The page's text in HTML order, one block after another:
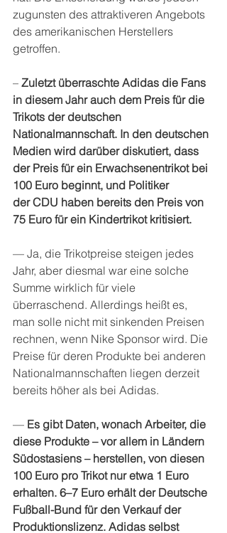
zugunsten des attraktiveren Angebots
des amerikanischen Herstellers
getroffen.
– Zuletzt überraschte Adidas die Fans
in diesem Jahr auch dem Preis für die
Trikots der deutschen
Nationalmannschaft. In den deutschen
Medien wird darüber diskutiert, dass
der Preis für ein Erwachsenentrikot bei
100 Euro beginnt, und Politiker
der CDU haben bereits den Preis von
75 Euro für ein Kindertrikot kritisiert.
— Ja, die Trikotpreise steigen jedes
Jahr, aber diesmal war eine solche
Summe wirklich für viele
überraschend. Allerdings heißt es,
man solle nicht mit sinkenden Preisen
rechnen, wenn Nike Sponsor wird. Die
Preise für deren Produkte bei anderen
Nationalmannschaften liegen derzeit
bereits höher als bei Adidas.
— Es gibt Daten, wonach Arbeiter, die
diese Produkte – vor allem in Ländern
Südostasiens – herstellen, von diesen
100 Euro pro Trikot nur etwa 1 Euro
erhalten. 6–7 Euro erhält der Deutsche
Fußball-Bund für den Verkauf der
Produktionslizenz. Adidas selbst